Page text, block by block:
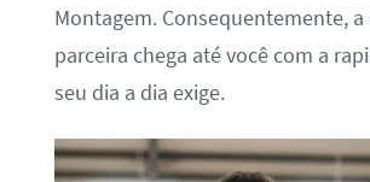
Montagem. Consequentemente,
parceira chega até você com a
seu dia a dia exige.